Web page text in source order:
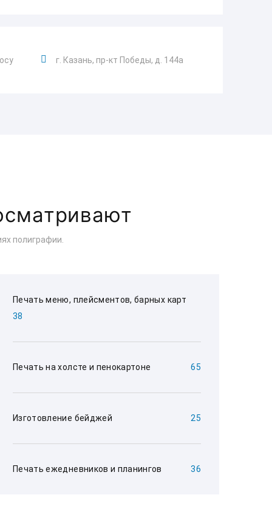
г. Казань, пр-кт Победы, д. 144а
полиграфии.
Печать меню, плейсментов, барных карт
38
Печать на холсте и пенокартоне 65
Изготовление бейджей 25
Печать ежедневников и планингов 36